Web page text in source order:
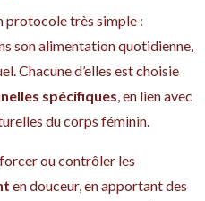
protocole très simple :
son alimentation quotidienne,
Chacune d’elles est choisie
spécifiques, en lien avec
du corps féminin.
ou contrôler les
en douceur, en apportant des